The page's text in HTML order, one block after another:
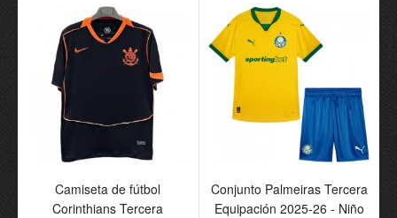
Cruzeiro EC Primera
Equipación 2026-27 -
Hombre
69.55€ 29.90€
Atlético Mineiro Primera
Equipación 2026-27 -
Hombre
69.55€ 29.90€
Camiseta de fútbol
Corinthians Tercera
Conjunto Palmeiras Tercera
Equipación 2025-26 - Niño